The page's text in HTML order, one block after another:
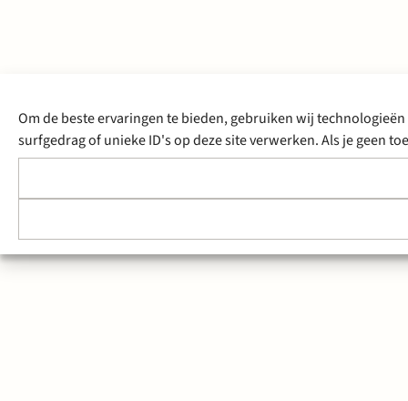
Om de beste ervaringen te bieden, gebruiken wij
surfgedrag of unieke ID's op deze site verwerken. Als je geen